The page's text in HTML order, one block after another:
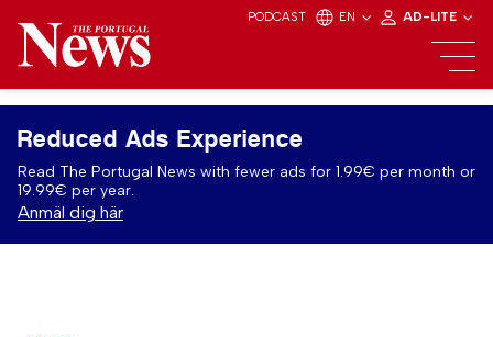
PODCAST EN AD-LITE
Reduced Ads Experience
Read The Portugal News with fewer ads for 1.99€ per month or
19.99€ per year.
Anmäl dig här